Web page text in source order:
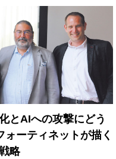
とAIへの攻撃にどう
ーティネットが描く
略